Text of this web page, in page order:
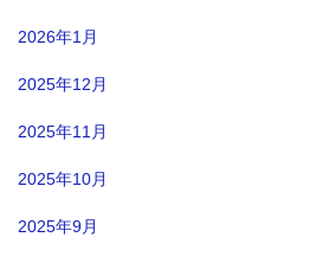
2026年1月
2025年12月
2025年11月
2025年10月
2025年9月